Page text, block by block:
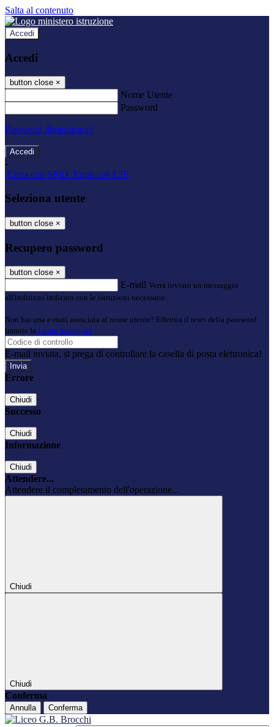
Salta al contenuto
Accedi
Accedi
button close ×
Nome Utente
Password
Password dimenticata?
-
Entra con SPID Entra con CIE
Seleziona utente
button close ×
Recupero password
button close ×
E-mail Verrà inviato un messaggio
all'indirizzo indicato con le istruzioni necessarie.
Non hai una e-mail associata al nome utente? Effettua il reset della password
tramite la Login Spaggiari
E-mail inviata, si prega di controllare la casella di posta elettronica!
Errore
Chiudi
Successo
Chiudi
Informazione
Chiudi
Attendere...
Attendere il completamento dell'operazione...
Chiudi
Chiudi
Conferma
Annulla Conferma